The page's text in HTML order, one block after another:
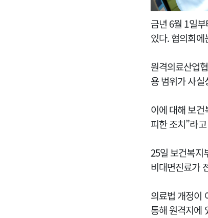
금년 6월 1일
있다. 협의회
원격의료산업
용 범위가 사실
이에 대해 보
피한 조치”라
25일 보건복지
비대면진료가
의료법 개정이
통해 원격지에